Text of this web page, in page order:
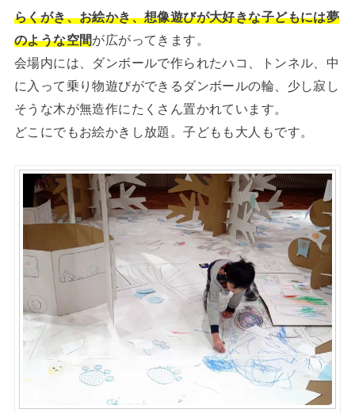
らくがき、お絵かき、想像遊びが大好きな子どもには夢
のような空間が広がってきます。
会場内には、ダンボールで作られたハコ、トンネル、中
に入って乗り物遊びができるダンボールの輪、少し寂し
そうな木が無造作にたくさん置かれています。
どこにでもお絵かきし放題。子どもも大人もです。